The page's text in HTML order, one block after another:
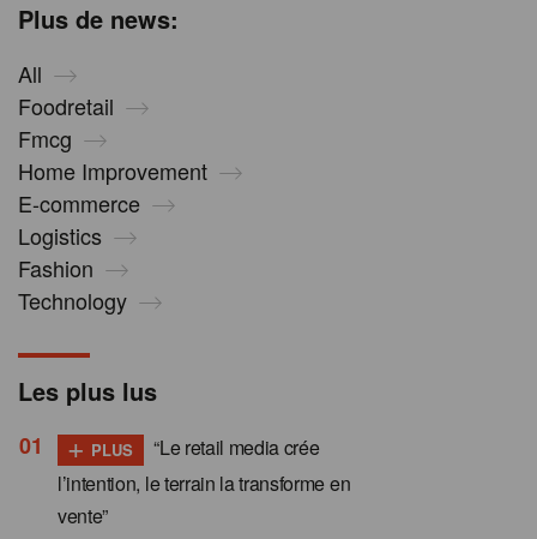
Plus de news:
All
Foodretail
Fmcg
Home Improvement
E-commerce
Logistics
Fashion
Technology
Les plus lus
+ PLUS
“Le retail media crée
l’intention, le terrain la transforme en
vente”